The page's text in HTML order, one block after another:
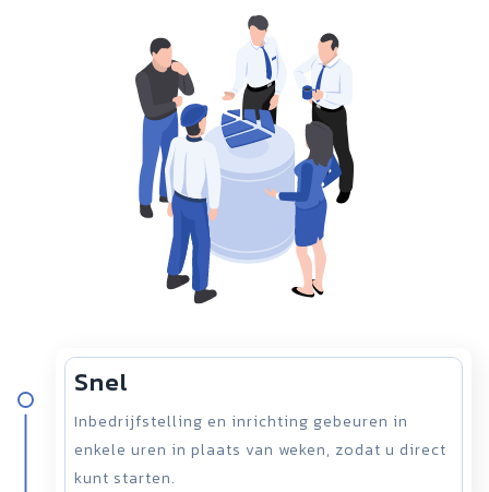
Snel
Inbedrijfstelling en inrichting gebeuren in
enkele uren in plaats van weken, zodat u direct
kunt starten.